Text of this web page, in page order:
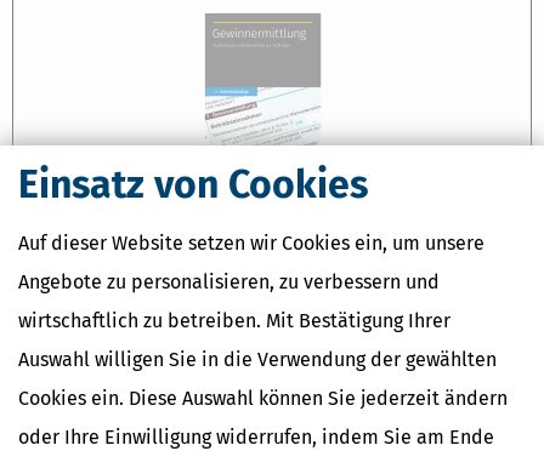
Einsatz von Cookies
Auf dieser Website setzen wir Cookies ein, um unsere
Angebote zu personalisieren, zu verbessern und
wirtschaftlich zu betreiben. Mit Bestätigung Ihrer
Auswahl willigen Sie in die Verwendung der gewählten
Cookies ein. Diese Auswahl können Sie jederzeit ändern
oder Ihre Einwilligung widerrufen, indem Sie am Ende
GEWINNERMITTLUNG: AUSFÜLLTIPPS UND MUSTERFALL ZUR EÜR
FÜR 2024
… Die folgenden Ausfülltippszu den einzelnen Zeilen der
Anlage EÜR beziehen sich auf den Vordruck für Ihre
Steuererklärung 2024. Selbstständige müssen ihre
Einkommensteuererklärung samt der »Anlage EÜR«
grundsätzlich elektronisch beim Finanzamt einreichen, wenn
kein Härtefallantrag gestellt wird (§ 25 Abs. 4 EStG). Die